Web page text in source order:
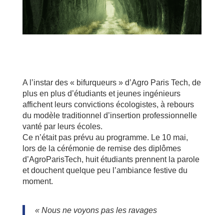
A l’instar des « bifurqueurs » d’Agro Paris Tech, de
plus en plus d’étudiants et jeunes ingénieurs
affichent leurs convictions écologistes, à rebours
du modèle traditionnel d’insertion professionnelle
vanté par leurs écoles.
Ce n’était pas prévu au programme. Le 10 mai,
lors de la cérémonie de remise des diplômes
d’AgroParisTech, huit étudiants prennent la parole
et douchent quelque peu l’ambiance festive du
moment.
« Nous ne voyons pas les ravages